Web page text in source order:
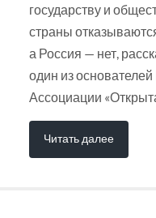
государству и
страны
а Россия — нет,
один из
Ассоциации
Читать далее